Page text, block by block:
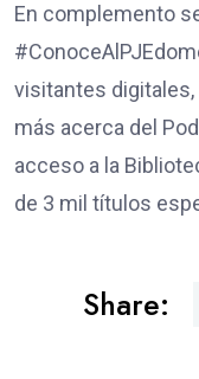
En complemento
visitantes
más acerca del
acceso a la
de 3 mil títulos
Share: